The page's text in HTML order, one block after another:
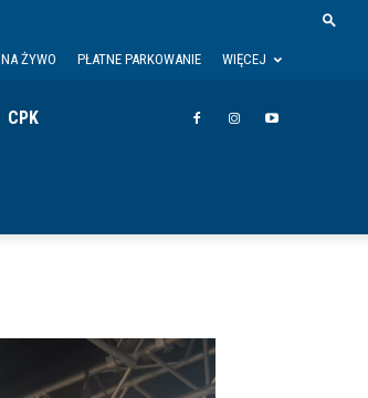
NA ŻYWO PŁATNE PARKOWANIE WIĘCEJ
CPK